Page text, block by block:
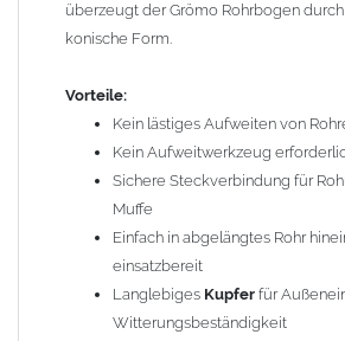
Durchmesser: 87 mm
Bogenwinkel: 72 Grad
Geeignet für alle
GRÖMO Artikelnummer: 60087
Gewicht: 0,32 kg
Allgemeine Hinweise / Informationen:
elektrochemischen
Kupferbauteile nicht mit Zink, Aluminium
Bauteilen zusammen verbaut werden.
überzeugt der Grömo Rohrbogen
konische Form.
Vorteile:
Kein lästiges Aufweiten von
Kein Aufweitwerkzeug
Sichere Steckverbindung für
Muffe
Einfach in abgelängtes Rohr
einsatzbereit
Langlebiges Kupfer für
Witterungsbeständigkeit